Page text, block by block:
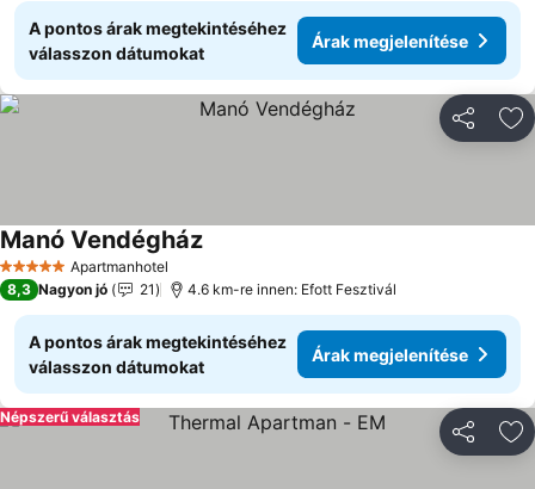
A pontos árak megtekintéséhez
válasszon dátumokat
Árak megjelenítése
5 KategóriaApartmanhotel
Manó Vendégház
8,3 Nagyon jó 21 4.6 km-re innen: Efott Fesztivál
A pontos árak megtekintéséhez
válasszon dátumokat
Árak megjelenítése
Népszerű választás